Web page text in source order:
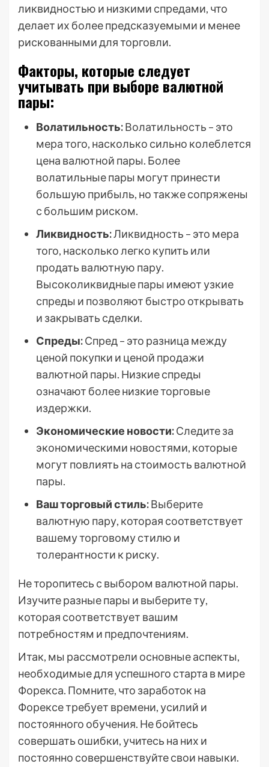
ликвидностью и низкими спредами, что
делает их более предсказуемыми и менее
рискованными для торговли.
Факторы, которые следует
учитывать при выборе валютной
пары:
Волатильность:Волатильность – это
мера того, насколько сильно колеблется
цена валютной пары. Более
волатильные пары могут принести
большую прибыль, но также сопряжены
с большим риском.
Ликвидность:Ликвидность – это мера
того, насколько легко купить или
продать валютную пару.
Высоколиквидные пары имеют узкие
спреды и позволяют быстро открывать
и закрывать сделки.
Спреды:Спред – это разница между
ценой покупки и ценой продажи
валютной пары. Низкие спреды
означают более низкие торговые
издержки.
Экономические новости:Следите за
экономическими новостями, которые
могут повлиять на стоимость валютной
пары.
Ваш торговый стиль:Выберите
валютную пару, которая соответствует
вашему торговому стилю и
толерантности к риску.
Не торопитесь с выбором валютной пары.
Изучите разные пары и выберите ту,
которая соответствует вашим
потребностям и предпочтениям.
Итак, мы рассмотрели основные аспекты,
необходимые для успешного старта в мире
Форекса. Помните, что заработок на
Форексе требует времени, усилий и
постоянного обучения. Не бойтесь
совершать ошибки, учитесь на них и
постоянно совершенствуйте свои навыки.